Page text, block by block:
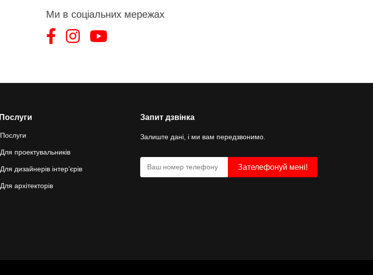
Ми в соціальних мережах
Послуги
Послуги
Для проектувальників
Для дизайнерів інтер’єрів
Для архітекторів
Запит дзвінка
Залиште дані, і ми вам передзвонимо.